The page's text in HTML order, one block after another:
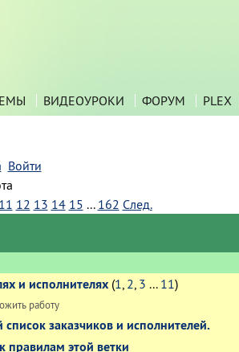
ВИДЕОУРОКИ ФОРУМ PLEX
Войти
11 12 13 14 15 ... 162 След.
и исполнителях (1, 2, 3 ... 11)
работу
заказчиков и исполнителей.
правилам этой ветки